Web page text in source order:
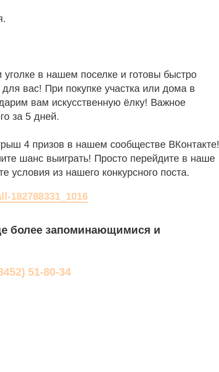
в нашем поселке и готовы быстро
вас! При покупке участка или дома в
вам искусственную ёлку! Важное
за 5 дней.
4 призов в нашем сообществе ВКонтакте!
шанс выиграть! Просто перейдите в наше
условия из нашего конкурсного поста.
182788331_1016
более запоминающимися и
51-80-34